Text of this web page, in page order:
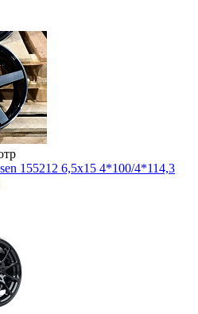
155212 6,5x15 4*100/4*114,3